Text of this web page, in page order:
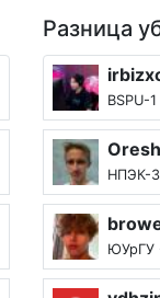
Разница
BSPU-1
НПЭК-3
ЮУрГУ